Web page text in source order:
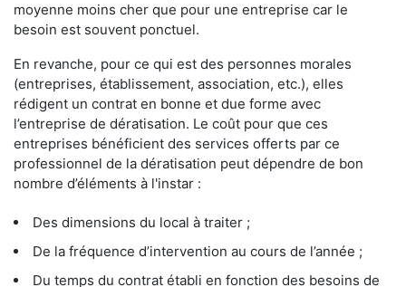
moyenne moins cher que pour une entreprise car le
besoin est souvent ponctuel.
En revanche, pour ce qui est des personnes morales
(entreprises, établissement, association, etc.), elles
rédigent un contrat en bonne et due forme avec
l’entreprise de dératisation. Le coût pour que ces
entreprises bénéficient des services offerts par ce
professionnel de la dératisation peut dépendre de bon
nombre d’éléments à l'instar :
Des dimensions du local à traiter ;
De la fréquence d’intervention au cours de l’année ;
Du temps du contrat établi en fonction des besoins de